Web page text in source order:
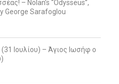
– Nolan’s “Odysseus”,
George Sarafoglou
Ιουλίου) – Άγιος Ιωσήφ ο